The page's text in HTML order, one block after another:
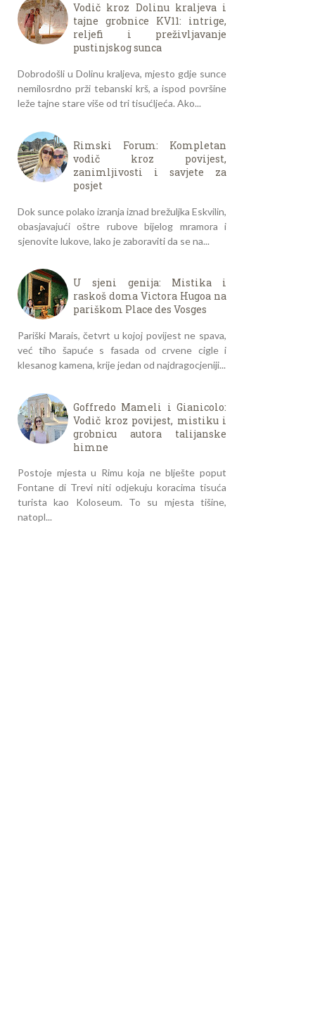
Vodič kroz Dolinu kraljeva i
tajne grobnice KV11: intrige,
reljefi i preživljavanje
pustinjskog sunca
Dobrodošli u Dolinu kraljeva, mjesto gdje sunce
nemilosrdno prži tebanski krš, a ispod površine
leže tajne stare više od tri tisućljeća. Ako...
Rimski Forum: Kompletan
vodič kroz povijest,
zanimljivosti i savjete za
posjet
Dok sunce polako izranja iznad brežuljka Eskvilin,
obasjavajući oštre rubove bijelog mramora i
sjenovite lukove, lako je zaboraviti da se na...
U sjeni genija: Mistika i
raskoš doma Victora Hugoa na
pariškom Place des Vosges
Pariški Marais, četvrt u kojoj povijest ne spava,
već tiho šapuće s fasada od crvene cigle i
klesanog kamena, krije jedan od najdragocjeniji...
Goffredo Mameli i Gianicolo:
Vodič kroz povijest, mistiku i
grobnicu autora talijanske
himne
Postoje mjesta u Rimu koja ne blješte poput
Fontane di Trevi niti odjekuju koracima tisuća
turista kao Koloseum. To su mjesta tišine,
natopl...